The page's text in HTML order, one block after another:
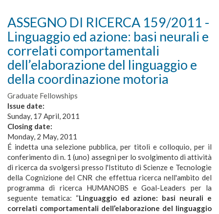
168/2012
-
Sviluppo
di
facce
parlanti
per
dispositivi
mobile
e
integrazione
con
il
dispositivo
Speaky
Acutattile
ASSEGNO DI RICERCA 159/2011 -
Linguaggio ed azione: basi neurali e
correlati comportamentali
dell’elaborazione del linguaggio e
della coordinazione motoria
Graduate Fellowships
Issue date:
Sunday, 17 April, 2011
Closing date:
Monday, 2 May, 2011
É indetta una selezione pubblica, per titoli e colloquio, per il
conferimento di n. 1 (uno) assegni per lo svolgimento di attività
di ricerca da svolgersi presso l'Istituto di Scienze e Tecnologie
della Cognizione del CNR che effettua ricerca nell'ambito del
programma di ricerca HUMANOBS e Goal-Leaders per la
seguente tematica: “Linguaggio ed azione: basi neurali e
correlati comportamentali dell’elaborazione del linguaggio